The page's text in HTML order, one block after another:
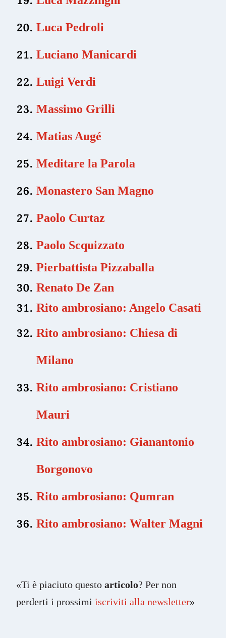
Luca Pedroli
Luciano Manicardi
Luigi Verdi
Massimo Grilli
Matias Augé
Meditare la Parola
Monastero San Magno
Paolo Curtaz
Paolo Scquizzato
Pierbattista Pizzaballa
Renato De Zan
Rito ambrosiano: Angelo Casati
Rito ambrosiano: Chiesa di
Milano
Rito ambrosiano: Cristiano
Mauri
Rito ambrosiano: Gianantonio
Borgonovo
Rito ambrosiano: Qumran
Rito ambrosiano: Walter Magni
«Ti è piaciuto questo articolo? Per non
perderti i prossimi iscriviti alla newsletter»